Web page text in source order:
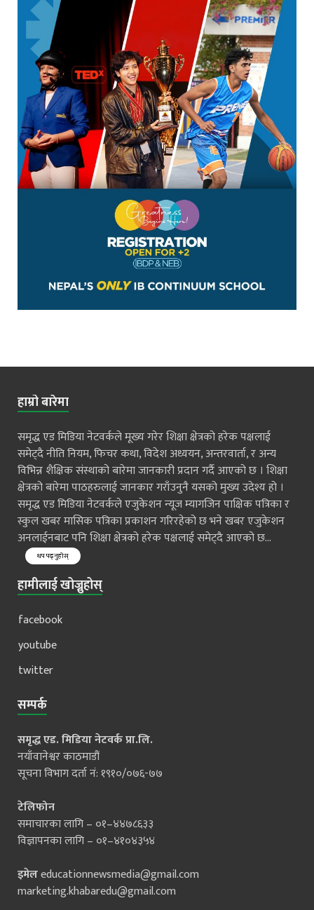
हाम्रो बारेमा
समृद्ध एड मिडिया नेटवर्कले मूख्य गरेर शिक्षा क्षेत्रको हरेक पक्षलाई
समेट्दै नीति नियम, फिचर कथा, विदेश अध्ययन, अन्तरवार्ता, र अन्य
विभिन्न शैक्षिक संस्थाको बारेमा जानकारी प्रदान गर्दै आएको छ । शिक्षा
क्षेत्रको बारेमा पाठहरुलाई जानकार गराँउनुनै यसको मुख्य उदेश्य हो ।
समृद्ध एड मिडिया नेटवर्कले एजुकेशन न्यूज म्यागजिन पाक्षिक पत्रिका र
स्कुल खबर मासिक पत्रिका प्रकाशन गरिरहेको छ भने खबर एजुकेशन
अनलाईनबाट पनि शिक्षा क्षेत्रको हरेक पक्षलाई समेट्दै आएको छ...
थप पढ्नुहोस्
हामीलाई खोज्नुहोस्
facebook
youtube
twitter
सम्पर्क
समृद्ध एड. मिडिया नेटवर्क प्रा.लि.
नयाँवानेश्वर काठमाडौं
सूचना विभाग दर्ता नं: १९१०/०७६-७७
टेलिफोन
समाचारका लागि – ०१–४४७८६३३
विज्ञापनका लागि – ०१–४१०४३५४
इमेलeducationnewsmedia@gmail.com
marketing.khabaredu@gmail.com